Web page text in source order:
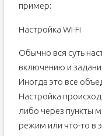
пример:
Настройка Wi-Fi
Обычно вся суть
включению и
Иногда это все
Настройка
либо через пункты
режим или что-то в